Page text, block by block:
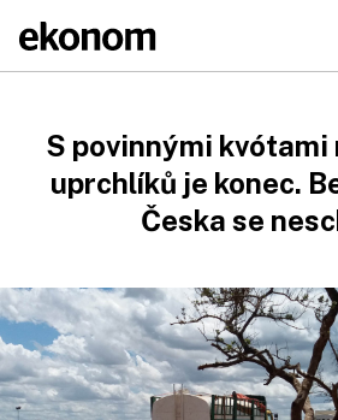
S povinnými kvótami
uprchlíků je konec.
Česka se